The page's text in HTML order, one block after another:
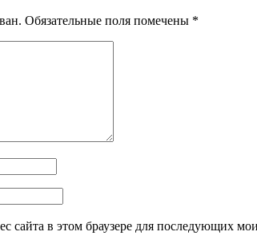
Обязательные поля помечены *
сайта в этом браузере для последующих